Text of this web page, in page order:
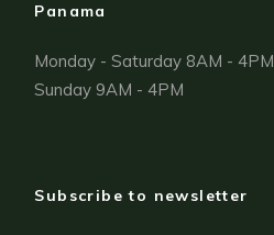
Panama
Monday - Saturday 8AM - 4PM
Sunday 9AM - 4PM
Subscribe to newsletter